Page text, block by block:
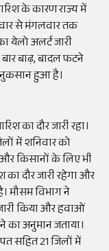
के कारण राज्य में
से मंगलवार तक
येलो अलर्ट जारी
बाढ़, बादल फटने
नुकसान हुआ है।
का दौर जारी रहा।
में शनिवार को
और किसानों के लिए भी
का दौर जारी रहेगा और
मौसम विभाग ने
किया और हवाओं
का अनुमान जताया।
सहित 21 जिलों में